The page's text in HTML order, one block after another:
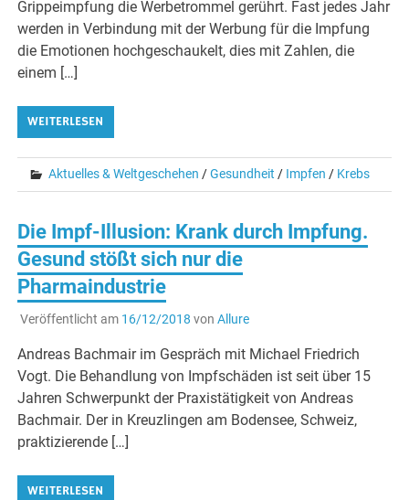
Grippeimpfung die Werbetrommel gerührt. Fast jedes Jahr
werden in Verbindung mit der Werbung für die Impfung
die Emotionen hochgeschaukelt, dies mit Zahlen, die
einem […]
WEITERLESEN
Aktuelles & Weltgeschehen /Gesundheit / Impfen / Krebs
Die Impf-Illusion: Krank durch Impfung.
Gesund stößt sich nur die
Pharmaindustrie
Veröffentlicht am 16/12/2018 von Allure
Andreas Bachmair im Gespräch mit Michael Friedrich
Vogt. Die Behandlung von Impfschäden ist seit über 15
Jahren Schwerpunkt der Praxistätigkeit von Andreas
Bachmair. Der in Kreuzlingen am Bodensee, Schweiz,
praktizierende […]
WEITERLESEN